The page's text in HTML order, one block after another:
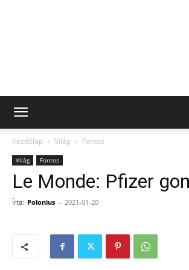
Kezdőlap Világ Fontos
Világ Fontos
Le Monde: Pfizer
Írta: Polonius - 2021-01-20